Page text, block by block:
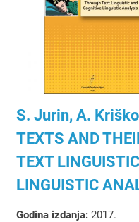
S. Jurin, A.
TEXTS AND
TEXT
LINGUISTIC
Godina izdanja:2017.